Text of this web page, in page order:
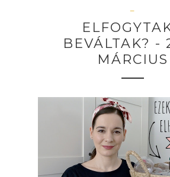
—
BEVÁLTAK? -
MÁRCIUS